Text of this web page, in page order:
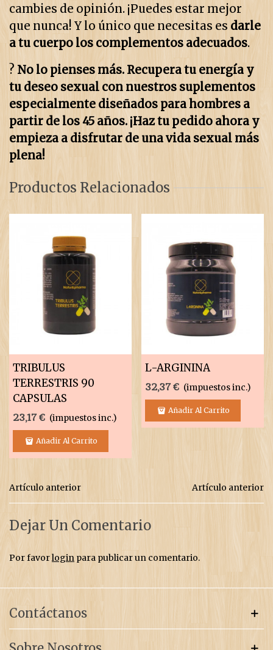
cambies de opinión. ¡Puedes estar mejor
que nunca! Y lo único que necesitas es darle
a tu cuerpo los complementos adecuados.
? No lo pienses más. Recupera tu energía y
tu deseo sexual con nuestros suplementos
especialmente diseñados para hombres a
partir de los 45 años. ¡Haz tu pedido ahora y
empieza a disfrutar de una vida sexual más
plena!
Productos Relacionados
TRIBULUS
TERRESTRIS 90
CAPSULAS
23,17 € (impuestos inc.)
Añadir Al Carrito
L-ARGININA
32,37 € (impuestos inc.)
Añadir Al Carrito
Artículo anterior Artículo anterior
Dejar Un Comentario
Por favorlogin para publicar un comentario.
Contáctanos